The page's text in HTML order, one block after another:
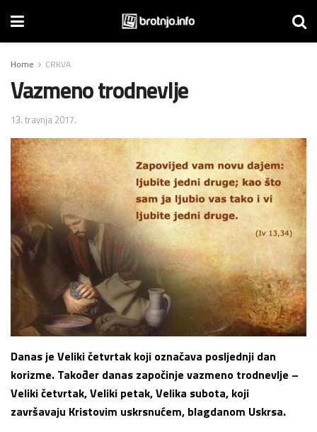
Home CRKVA
Vazmeno trodnevlje
13. travnja 2017.
Danas je Veliki četvrtak koji označava posljednji dan
korizme. Također danas započinje vazmeno trodnevlje –
Veliki četvrtak, Veliki petak, Velika subota, koji
završavaju Kristovim uskrsnućem, blagdanom Uskrsa.